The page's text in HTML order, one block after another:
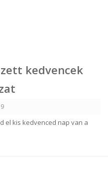
kedvencek
el kis kedvenced nap van a